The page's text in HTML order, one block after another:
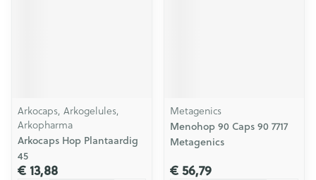
Arkocaps, Arkogelules,
Arkopharma
Arkocaps Hop Plantaardig
45
€ 13,88
Metagenics
Menohop 90 Caps 90 7717
Metagenics
€ 56,79